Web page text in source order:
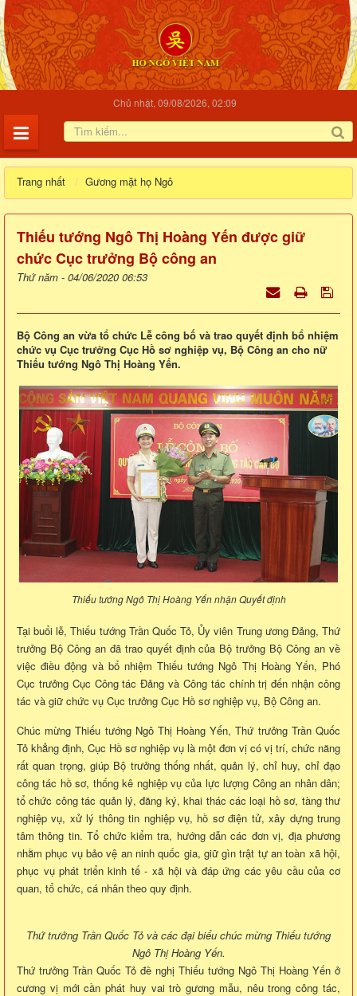
Chủ nhật, 09/08/2026, 02:09
Trang nhất Gương mặt họ Ngô
Thiếu tướng Ngô Thị Hoàng Yến được giữ
chức Cục trưởng Bộ công an
Thứ năm - 04/06/2020 06:53
Bộ Công an vừa tổ chức Lễ công bố và trao quyết định bổ nhiệm
chức vụ Cục trưởng Cục Hồ sơ nghiệp vụ, Bộ Công an cho nữ
Thiếu tướng Ngô Thị Hoàng Yến.
Thiếu tướng Ngô Thị Hoàng Yến nhận Quyết định
Tại buổi lễ, Thiếu tướng Trần Quốc Tỏ, Ủy viên Trung ương Đảng, Thứ
trưởng Bộ Công an đã trao quyết định của Bộ trưởng Bộ Công an về
việc điều động và bổ nhiệm Thiếu tướng Ngô Thị Hoàng Yến, Phó
Cục trưởng Cục Công tác Đảng và Công tác chính trị đến nhận công
tác và giữ chức vụ Cục trưởng Cục Hồ sơ nghiệp vụ, Bộ Công an.
Chúc mừng Thiếu tướng Ngô Thị Hoàng Yến, Thứ trưởng Trần Quốc
Tỏ khẳng định, Cục Hồ sơ nghiệp vụ là một đơn vị có vị trí, chức năng
rất quan trọng, giúp Bộ trưởng thống nhất, quản lý, chỉ huy, chỉ đạo
công tác hồ sơ, thống kê nghiệp vụ của lực lượng Công an nhân dân;
tổ chức công tác quản lý, đăng ký, khai thác các loại hồ sơ, tàng thư
nghiệp vụ, xử lý thông tin nghiệp vụ, hồ sơ điện tử, xây dựng trung
tâm thông tin. Tổ chức kiểm tra, hướng dẫn các đơn vị, địa phương
nhằm phục vụ bảo vệ an ninh quốc gia, giữ gìn trật tự an toàn xã hội,
phục vụ phát triển kinh tế - xã hội và đáp ứng các yêu cầu của cơ
quan, tổ chức, cá nhân theo quy định.
Thứ trưởng Trần Quốc Tỏ và các đại biểu chúc mừng Thiếu tướng
Ngô Thị Hoàng Yến.
Thứ trưởng Trần Quốc Tỏ đề nghị Thiếu tướng Ngô Thị Hoàng Yến ở
cương vị mới cần phát huy vai trò gương mẫu, nêu trong công tác,